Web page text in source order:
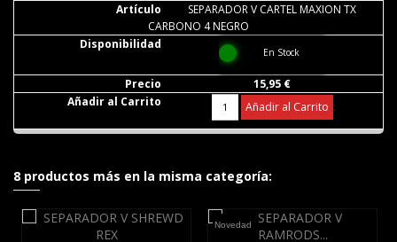
SEPARADOR V CARTEL MAXION TX
CARBONO 4 NEGRO
En Stock
15,95 €
Añadir al Carrito
8 productos más en la misma categoría:
Novedad